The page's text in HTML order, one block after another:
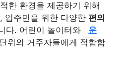
한 환경을 제공하기 위해
입주민을 위한 다양한 편의
다. 어린이 놀이터와
운
위의 거주자들에게 적합합